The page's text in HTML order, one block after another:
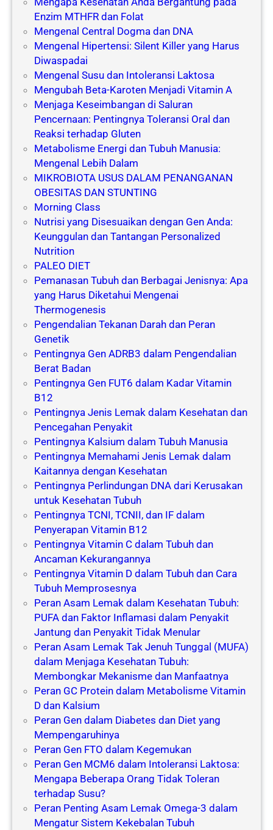
Enzim MTHFR dan Folat
Mengenal Central Dogma dan DNA
Mengenal Hipertensi: Silent Killer yang Harus
Diwaspadai
Mengenal Susu dan Intoleransi Laktosa
Mengubah Beta-Karoten Menjadi Vitamin A
Menjaga Keseimbangan di Saluran
Pencernaan: Pentingnya Toleransi Oral dan
Reaksi terhadap Gluten
Metabolisme Energi dan Tubuh Manusia:
Mengenal Lebih Dalam
MIKROBIOTA USUS DALAM PENANGANAN
OBESITAS DAN STUNTING
Morning Class
Nutrisi yang Disesuaikan dengan Gen Anda:
Keunggulan dan Tantangan Personalized
Nutrition
PALEO DIET
Pemanasan Tubuh dan Berbagai Jenisnya: Apa
yang Harus Diketahui Mengenai
Thermogenesis
Pengendalian Tekanan Darah dan Peran
Genetik
Pentingnya Gen ADRB3 dalam Pengendalian
Berat Badan
Pentingnya Gen FUT6 dalam Kadar Vitamin
B12
Pentingnya Jenis Lemak dalam Kesehatan dan
Pencegahan Penyakit
Pentingnya Kalsium dalam Tubuh Manusia
Pentingnya Memahami Jenis Lemak dalam
Kaitannya dengan Kesehatan
Pentingnya Perlindungan DNA dari Kerusakan
untuk Kesehatan Tubuh
Pentingnya TCNI, TCNII, dan IF dalam
Penyerapan Vitamin B12
Pentingnya Vitamin C dalam Tubuh dan
Ancaman Kekurangannya
Pentingnya Vitamin D dalam Tubuh dan Cara
Tubuh Memprosesnya
Peran Asam Lemak dalam Kesehatan Tubuh:
PUFA dan Faktor Inflamasi dalam Penyakit
Jantung dan Penyakit Tidak Menular
Peran Asam Lemak Tak Jenuh Tunggal (MUFA)
dalam Menjaga Kesehatan Tubuh:
Membongkar Mekanisme dan Manfaatnya
Peran GC Protein dalam Metabolisme Vitamin
D dan Kalsium
Peran Gen dalam Diabetes dan Diet yang
Mempengaruhinya
Peran Gen FTO dalam Kegemukan
Peran Gen MCM6 dalam Intoleransi Laktosa:
Mengapa Beberapa Orang Tidak Toleran
terhadap Susu?
Peran Penting Asam Lemak Omega-3 dalam
Mengatur Sistem Kekebalan Tubuh